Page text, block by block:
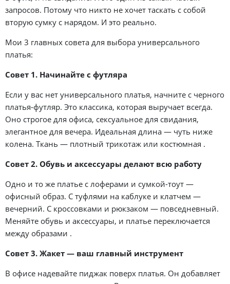
запросов. Потому что никто не хочет таскать с собой
вторую сумку с нарядом. И это реально.
Мои 3 главных совета для выбора универсального
платья:
Совет 1. Начинайте с футляра
Если у вас нет универсального платья, начните с черного
платья-футляр. Это классика, которая выручает всегда.
Оно строгое для офиса, сексуальное для свидания,
элегантное для вечера. Идеальная длина — чуть ниже
колена. Ткань — плотный трикотаж или костюмная .
Совет 2. Обувь и аксессуары делают всю работу
Одно и то же платье с лоферами и сумкой-тоут —
офисный образ. С туфлями на каблуке и клатчем —
вечерний. С кроссовками и рюкзаком — повседневный.
Меняйте обувь и аксессуары, и платье переключается
между образами .
Совет 3. Жакет — ваш главный инструмент
В офисе надевайте пиджак поверх платья. Он добавляет